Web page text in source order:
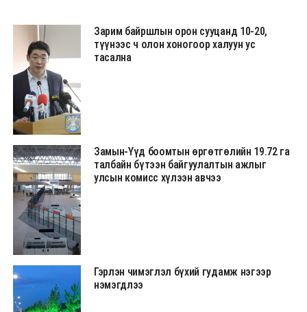
Зарим байршлын орон сууцанд 10-20,
түүнээс ч олон хоногоор халуун ус
тасална
Замын-Үүд боомтын өргөтгөлийн 19.72 га
талбайн бүтээн байгуулалтын ажлыг
улсын комисс хүлээн авчээ
Гэрлэн чимэглэл бүхий гудамж нэгээр
нэмэгдлээ